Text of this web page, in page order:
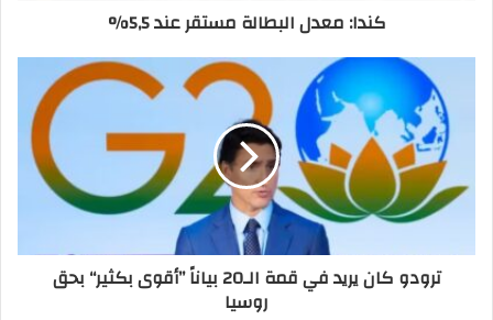
كندا: معدل البطالة مستقر عند 5,5%
ترودو كان يريد في قمة الـ20 بياناً ’’أقوى بكثير‘‘ بحق
روسيا